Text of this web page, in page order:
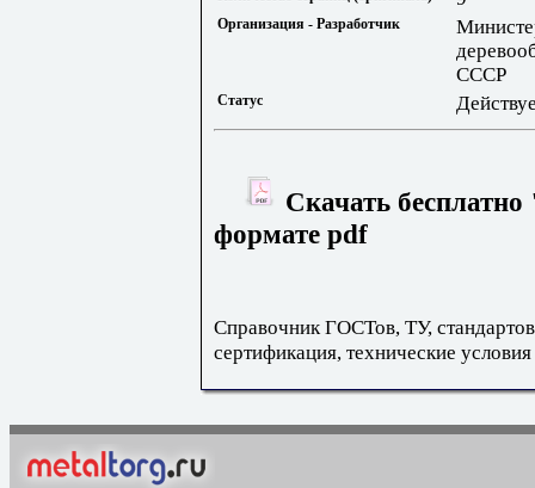
Организация - Разработчик
СССР
Статус
Скачать
формате pdf
Справочник ГОСТов, ТУ,
сертификация, технические условия